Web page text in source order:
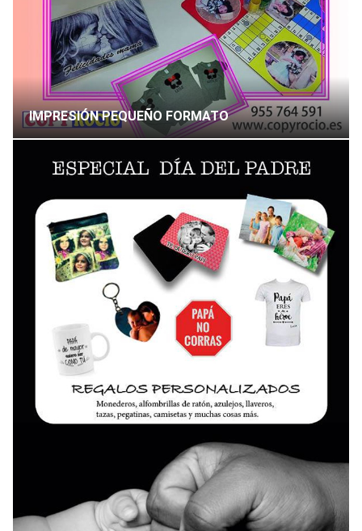
IMPRESIÓN PEQUEÑO FORMATO